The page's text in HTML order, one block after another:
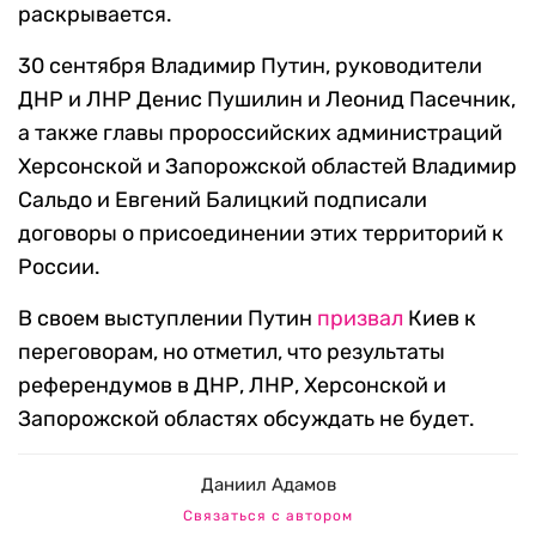
раскрывается.
30 сентября Владимир Путин, руководители
ДНР и ЛНР Денис Пушилин и Леонид Пасечник,
а также главы пророссийских администраций
Херсонской и Запорожской областей Владимир
Сальдо и Евгений Балицкий подписали
договоры о присоединении этих территорий к
России.
В своем выступлении Путин призвал Киев к
переговорам, но отметил, что результаты
референдумов в ДНР, ЛНР, Херсонской и
Запорожской областях обсуждать не будет.
Даниил Адамов
Связаться с автором